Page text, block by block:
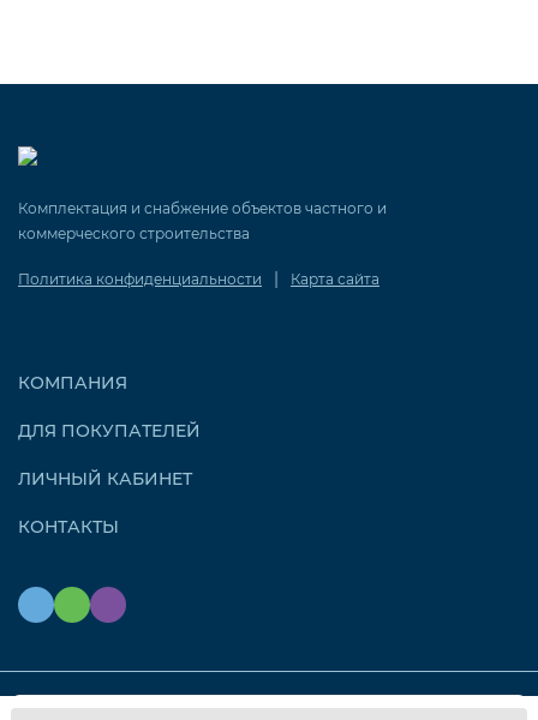
Комплектация и снабжение объектов частного и
коммерческого строительства
Политика конфиденциальности | Карта сайта
КОМПАНИЯ
ДЛЯ ПОКУПАТЕЛЕЙ
ЛИЧНЫЙ КАБИНЕТ
КОНТАКТЫ